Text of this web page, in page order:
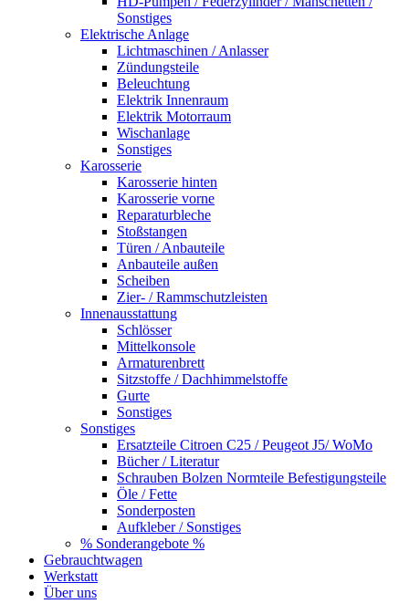
Sonstiges
Elektrische Anlage
Lichtmaschinen / Anlasser
Zündungsteile
Beleuchtung
Elektrik Innenraum
Elektrik Motorraum
Wischanlage
Sonstiges
Karosserie
Karosserie hinten
Karosserie vorne
Reparaturbleche
Stoßstangen
Türen / Anbauteile
Anbauteile außen
Scheiben
Zier- / Rammschutzleisten
Innenausstattung
Schlösser
Mittelkonsole
Armaturenbrett
Sitzstoffe / Dachhimmelstoffe
Gurte
Sonstiges
Sonstiges
Ersatzteile Citroen C25 / Peugeot J5/ WoMo
Bücher / Literatur
Schrauben Bolzen Normteile Befestigungsteile
Öle / Fette
Sonderposten
Aufkleber / Sonstiges
% Sonderangebote %
Gebrauchtwagen
Werkstatt
Über uns